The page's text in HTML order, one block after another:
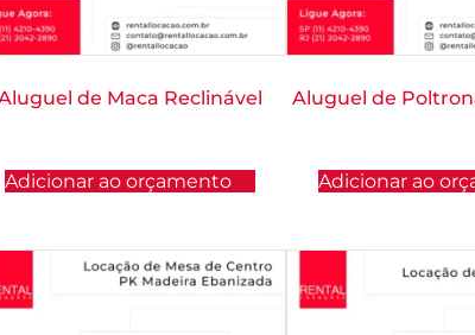
de Maca Reclinável
Adicionar ao orçamento
Aluguel de
Adicionar ao